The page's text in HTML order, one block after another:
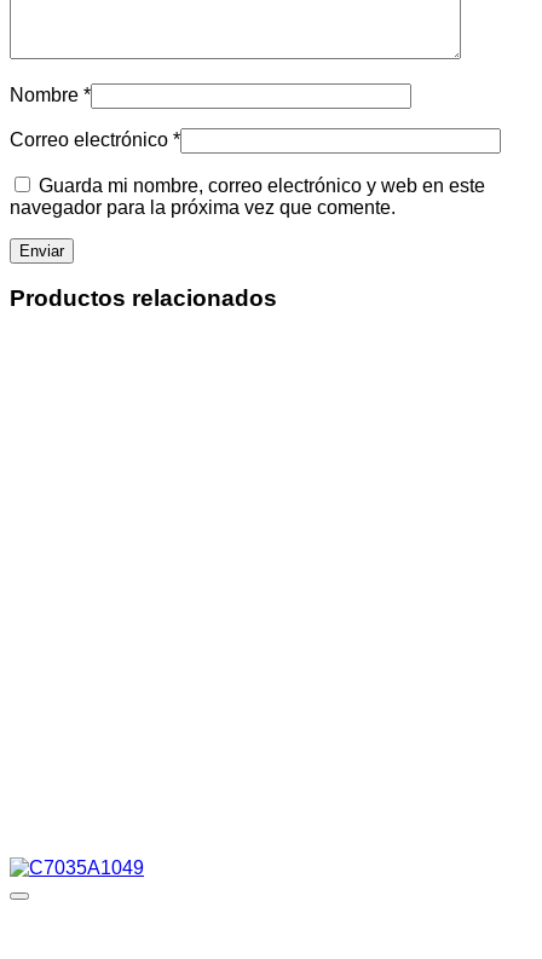
Nombre *
Correo electrónico *
Guarda mi nombre, correo electrónico y web en este
navegador para la próxima vez que comente.
Productos relacionados